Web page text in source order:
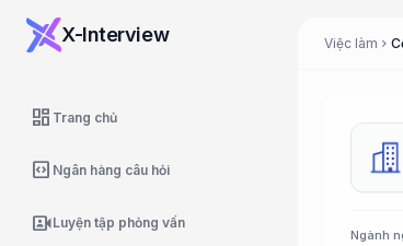
X-Interview
dashboard Trang chủ
code_blocks Ngân hàng câu hỏi
video_camera_frontLuyện tập phỏng vấn
Việc làm chevron_right
Ngành